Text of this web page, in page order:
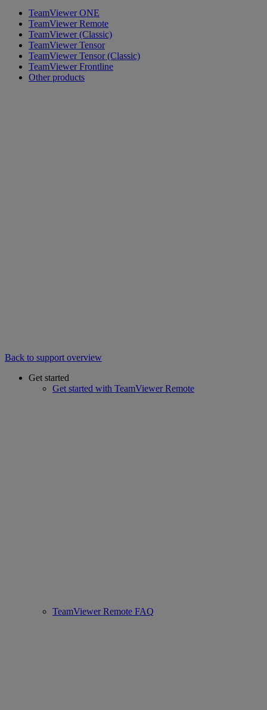
TeamViewer ONE
TeamViewer Remote
TeamViewer (Classic)
TeamViewer Tensor
TeamViewer Tensor (Classic)
TeamViewer Frontline
Other products
Back to support overview
Get started
Get started with TeamViewer Remote
TeamViewer Remote FAQ